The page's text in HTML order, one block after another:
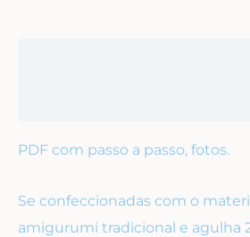
PDF com passo a passo, fotos.
Se confeccionadas com o
amigurumi tradicional e agulha